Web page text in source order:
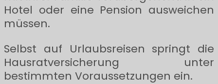
Hotel oder eine Pension ausweichen
müssen.
Selbst auf Urlaubsreisen springt die
Hausratversicherung unter
bestimmten Voraussetzungen ein.